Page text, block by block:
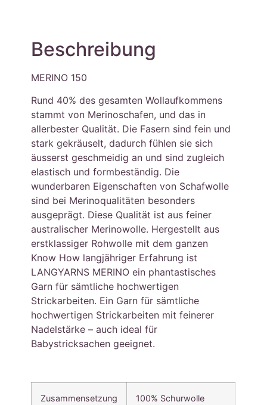
Beschreibung
MERINO 150
Rund 40% des gesamten Wollaufkommens
stammt von Merinoschafen, und das in
allerbester Qualität. Die Fasern sind fein und
stark gekräuselt, dadurch fühlen sie sich
äusserst geschmeidig an und sind zugleich
elastisch und formbeständig. Die
wunderbaren Eigenschaften von Schafwolle
sind bei Merinoqualitäten besonders
ausgeprägt. Diese Qualität ist aus feiner
australischer Merinowolle. Hergestellt aus
erstklassiger Rohwolle mit dem ganzen
Know How langjähriger Erfahrung ist
LANGYARNS MERINO ein phantastisches
Garn für sämtliche hochwertigen
Strickarbeiten. Ein Garn für sämtliche
hochwertigen Strickarbeiten mit feinerer
Nadelstärke – auch ideal für
Babystricksachen geeignet.
Zusammensetzung
100% Schurwolle